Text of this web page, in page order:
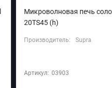
Микроволновая печь соло
20TS45 (h)
Производитель: Supra
Артикул: 03903